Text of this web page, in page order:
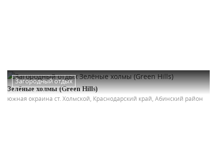
Загородный отдых
Зелёные холмы (Green Hills)
южная окраина ст. Холмской, Краснодарский край, Абинский район